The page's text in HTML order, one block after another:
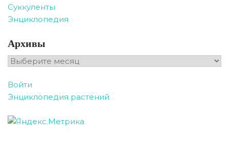
Суккуленты
Энциклопедия
Архивы
Архивы
Войти
Энциклопедия растений